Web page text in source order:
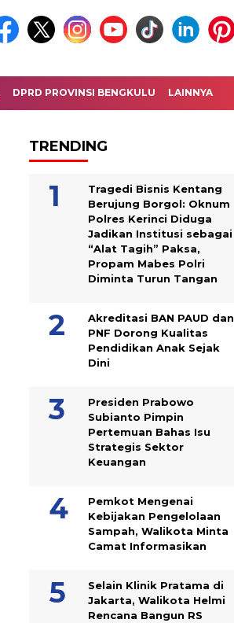
DPRD PROVINSI BENGKULU LAINNYA
TRENDING
Tragedi Bisnis Kentang
Berujung Borgol: Oknum
Polres Kerinci Diduga
Jadikan Institusi sebagai
“Alat Tagih” Paksa,
Propam Mabes Polri
Diminta Turun Tangan
Akreditasi BAN PAUD dan
PNF Dorong Kualitas
Pendidikan Anak Sejak
Dini
Presiden Prabowo
Subianto Pimpin
Pertemuan Bahas Isu
Strategis Sektor
Keuangan
Pemkot Mengenai
Kebijakan Pengelolaan
Sampah, Walikota Minta
Camat Informasikan
Selain Klinik Pratama di
Jakarta, Walikota Helmi
Rencana Bangun RS